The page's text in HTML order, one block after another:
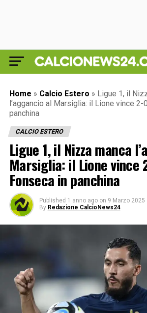
Home » Calcio Estero » Ligue 1, il
l’aggancio al Marsiglia: il Lione vince
panchina
CALCIO ESTERO
Ligue 1, il Nizza manca
Marsiglia: il Lione vince
Fonseca in panchina
Published 1 anno ago on 9 Marzo 2025
By Redazione CalcioNews24